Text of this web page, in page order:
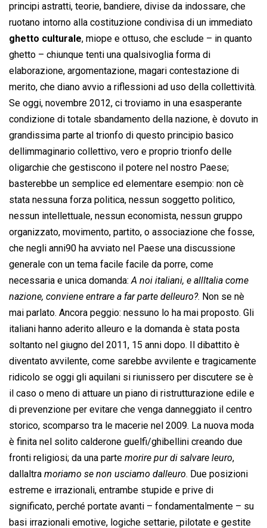
principi astratti, teorie, bandiere, divise da indossare, che
ruotano intorno alla costituzione condivisa di un immediato
ghetto culturale, miope e ottuso, che esclude – in quanto
ghetto – chiunque tenti una qualsivoglia forma di
elaborazione, argomentazione, magari contestazione di
merito, che diano avvio a riflessioni ad uso della collettività.
Se oggi, novembre 2012, ci troviamo in una esasperante
condizione di totale sbandamento della nazione, è dovuto in
grandissima parte al trionfo di questo principio basico
dellimmaginario collettivo, vero e proprio trionfo delle
oligarchie che gestiscono il potere nel nostro Paese;
basterebbe un semplice ed elementare esempio: non cè
stata nessuna forza politica, nessun soggetto politico,
nessun intellettuale, nessun economista, nessun gruppo
organizzato, movimento, partito, o associazione che fosse,
che negli anni90 ha avviato nel Paese una discussione
generale con un tema facile facile da porre, come
necessaria e unica domanda: A noi italiani, e allItalia come
nazione, conviene entrare a far parte delleuro?. Non se nè
mai parlato. Ancora peggio: nessuno lo ha mai proposto. Gli
italiani hanno aderito alleuro e la domanda è stata posta
soltanto nel giugno del 2011, 15 anni dopo. Il dibattito è
diventato avvilente, come sarebbe avvilente e tragicamente
ridicolo se oggi gli aquilani si riunissero per discutere se è
il caso o meno di attuare un piano di ristrutturazione edile e
di prevenzione per evitare che venga danneggiato il centro
storico, scomparso tra le macerie nel 2009. La nuova moda
è finita nel solito calderone guelfi/ghibellini creando due
fronti religiosi; da una parte  morire pur di salvare leuro,
dallaltra  moriamo se non usciamo dalleuro. Due posizioni
estreme e irrazionali, entrambe stupide e prive di
significato, perché portate avanti – fondamentalmente – su
basi irrazionali emotive, logiche settarie, pilotate e gestite